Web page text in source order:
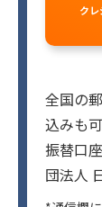
ク
全国の
込みも
振替口
団法人